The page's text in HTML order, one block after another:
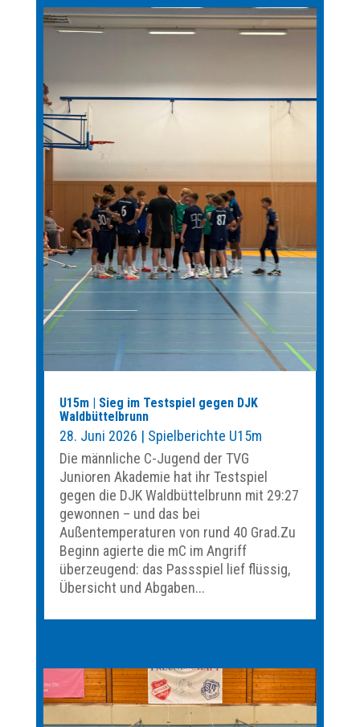
U15m | Sieg im Testspiel gegen DJK
Waldbüttelbrunn
28. Juni 2026 | Spielberichte U15m
Die männliche C-Jugend der TVG
Junioren Akademie hat ihr Testspiel
gegen die DJK Waldbüttelbrunn mit 29:27
gewonnen – und das bei
Außentemperaturen von rund 40 Grad.Zu
Beginn agierte die mC im Angriff
überzeugend: das Passspiel lief flüssig,
Übersicht und Abgaben...